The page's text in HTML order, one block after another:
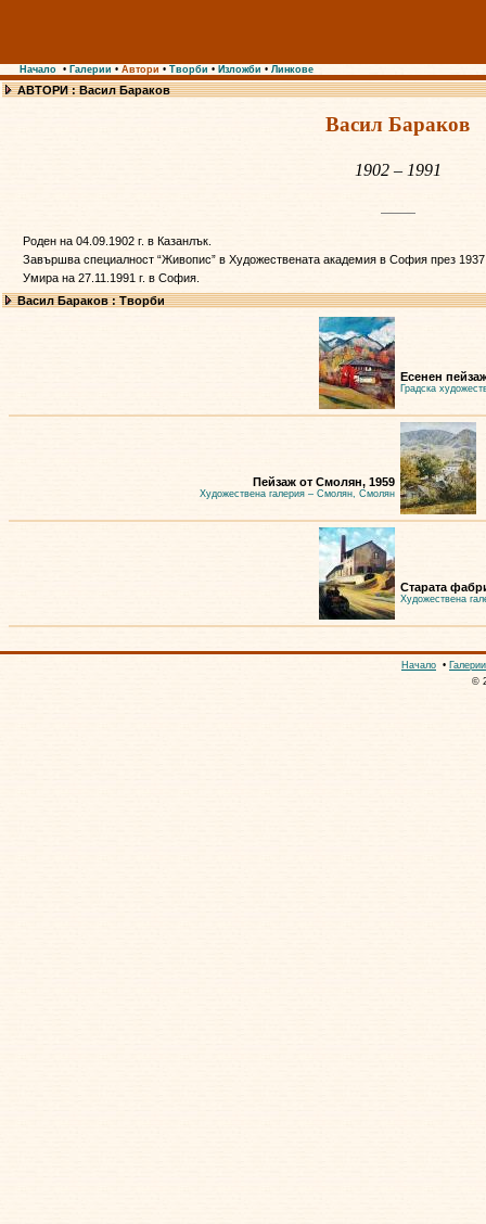
Начало • Галерии • Автори • Творби • Изложби • Линкове
АВТОРИ : Васил Бараков
Васил Бараков
1902 – 1991
Роден на 04.09.1902 г. в Казанлък.
Завършва специалност “Живопис” в Художествената академия в София през
Умира на 27.11.1991 г. в София.
Васил Бараков : Творби
Есенен
Градска
Пейзаж от Смолян, 1959
Художествена галерия – Смолян, Смолян
Старата
Художествена
Начало • Галерии
©